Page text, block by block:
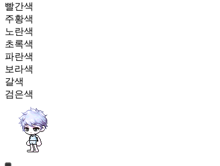
빨간색
주황색
노란색
초록색
파란색
보라색
갈색
검은색